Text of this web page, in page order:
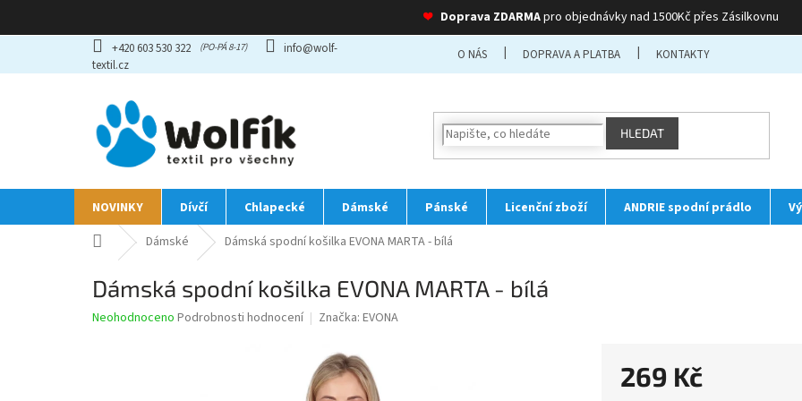
❤ Doprava ZDARMApro objednávky nad 1500Kč přes Zásilkovnu
obsah
+420 603 530 322
info@wolf-
textil.cz
O NÁS DOPRAVA A PLATBA KONTAKTY
HLEDAT
NOVINKY Dívčí Chlapecké Dámské Pánské Licenční zboží ANDRIE spodní prádlo
Domů Dámské Dámská spodní košilka EVONA MARTA - bílá
Dámská spodní košilka EVONA MARTA - bílá
Průměrné
Neohodnoceno Podrobnosti hodnocení Značka: EVONA
269 Kč